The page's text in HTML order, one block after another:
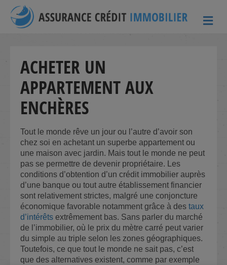
ACHETER UN
APPARTEMENT AUX
ENCHÈRES
Tout le monde rêve un jour ou l’autre d’avoir son
chez soi en achetant un superbe appartement ou
une maison avec jardin. Mais tout le monde ne peut
pas se permettre de devenir propriétaire. Les
conditions d’obtention d’un crédit immobilier auprès
d’une banque ou tout autre établissement financier
sont relativement strictes, malgré une conjoncture
économique favorable notamment grâce à des taux
d’intérêts extrêmement bas. Sans parler du marché
de l’immobilier, où le prix du mètre carré peut varier
du simple au triple selon les zones géographiques.
Toutefois, ce que tout le monde ne sait pas, c’est
que des alternatives existent, comme par exemple